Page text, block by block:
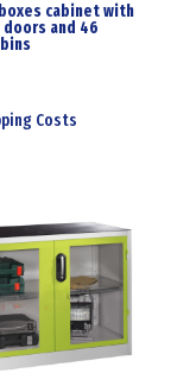
cabinet with
and 46
Costs